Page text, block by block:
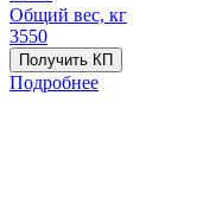
Общий вес, кг
3550
Получить КП
Подробнее